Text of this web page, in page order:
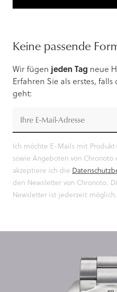
Keine passende
Wir fügen jeden Tag neue
Erfahren Sie als erstes,
geht:
Ich möchte E-Mails mit
sowie Angeboten von
akzeptiere ich die
den Newsletter von Chronoto.
Newsletter ist jederzeit möglich.